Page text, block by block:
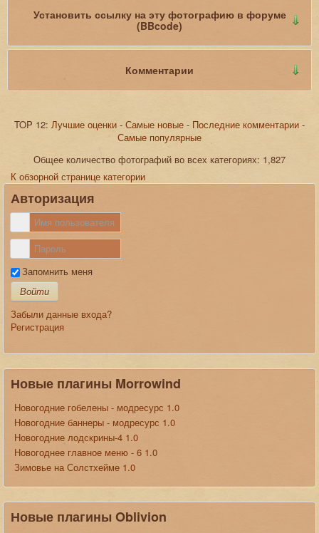
Установить ссылку на эту фотографию в форуме
(BBcode)
Комментарии
JComments
TOP 12: Лучшие оценки - Самые новые - Последние комментарии -
Самые популярные
Общее количество фотографий во всех категориях: 1,827
К обзорной странице категории
Авторизация
Запомнить меня
Войти
Забыли данные входа?
Регистрация
Новые плагины Morrowind
Новогодние гобелены - модресурс 1.0
Новогодние баннеры - модресурс 1.0
Новогодние лодскрины-4 1.0
Новогоднее главное меню - 6 1.0
Зимовье на Солстхейме 1.0
Новые плагины Oblivion